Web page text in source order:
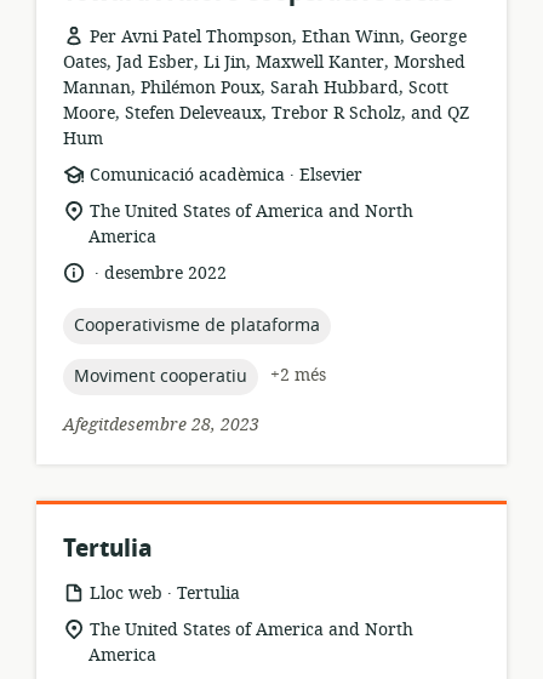
Per Avni Patel Thompson, Ethan Winn, George
Oates, Jad Esber, Li Jin, Maxwell Kanter, Morshed
Mannan, Philémon Poux, Sarah Hubbard, Scott
Moore, Stefen Deleveaux, Trebor R Scholz, and QZ
Hum
format
dels
recursos:
Comunicació acadèmica .
publicador:
Elsevier
ubicació
rellevant:
The United States of America and North
America
idioma:
.
data
publicació:
desembre 2022
topic:
Cooperativisme de plataforma
topic:
Moviment cooperatiu
+2 més
Afegitdesembre 28, 2023
Tertulia
format
dels
recursos:
Lloc web .
publicador:
Tertulia
ubicació
rellevant:
The United States of America and North
America